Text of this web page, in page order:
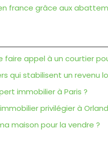
france grâce aux
faire appel à un courtier
qui stabilisent un revenu
immobilier à Paris ?
privilégier à
maison pour la vendre ?